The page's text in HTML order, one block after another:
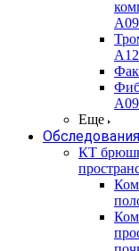
Еще
Обследования
КТ